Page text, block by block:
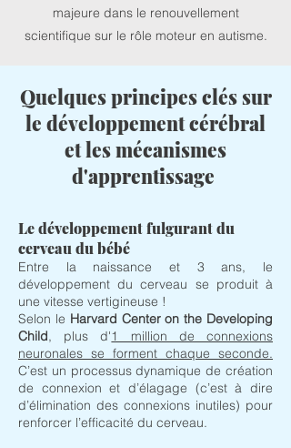
majeure dans le renouvellement
scientifique sur le rôle moteur en autisme.
Quelques principes clés sur
le développement cérébral
et les mécanismes
d'apprentissage
Le développement fulgurant du
cerveau du bébé
Entre la naissance et 3 ans, le
développement du cerveau se produit à
une vitesse vertigineuse !
Selon le Harvard Center on the Developing
Child, plus d'1 million de connexions
neuronales se forment chaque seconde.
C’est un processus dynamique de création
de connexion et d’élagage (c’est à dire
d’élimination des connexions inutiles) pour
renforcer l’efficacité du cerveau.